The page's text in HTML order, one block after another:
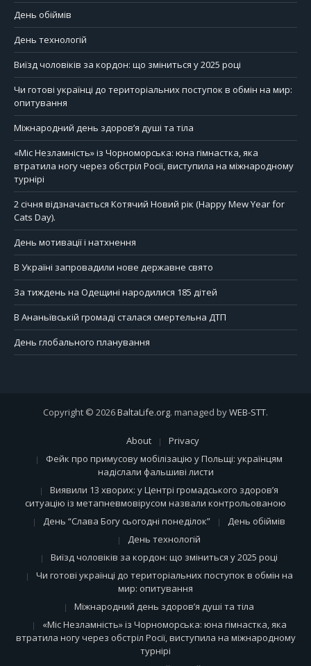
День обіймів
День технологій
Виїзд чоловіків за кордон: що зміниться у 2025 році
Чи готові українці до територіальних поступок в обмін на мир:
опитування
Міжнародний день здоров’я душі та тіла
«Міс Незламність» із Чорноморська: юна гімнастка, яка
втратила ногу через обстріл Росії, виступила на міжнародному
турнірі
2 січня відзначається Котячий Новий рік (Happy Mew Year for
Cats Day).
День мотивації і натхнення
В Україні запровадили нове державне свято
За тиждень на Одещині народилися 185 дітей
В Ананьївській громаді сталася смертельна ДТП
День глобального планування
Copyright © 2026BaltaLife.org. managed byWEB-STT.
About
Privacy
Фейк про примусову мобілізацію у Польщі: українцям
надіслали фальшиві листи
Виявили 13 хворих: у Центрі громадського здоров’я
ситуацію із метапневмовірусом назвали контрольованою
День “Слава Богу сьогодні понеділок”
День обіймів
День технологій
Виїзд чоловіків за кордон: що зміниться у 2025 році
Чи готові українці до територіальних поступок в обмін на
мир: опитування
Міжнародний день здоров’я душі та тіла
«Міс Незламність» із Чорноморська: юна гімнастка, яка
втратила ногу через обстріл Росії, виступила на міжнародному
турнірі